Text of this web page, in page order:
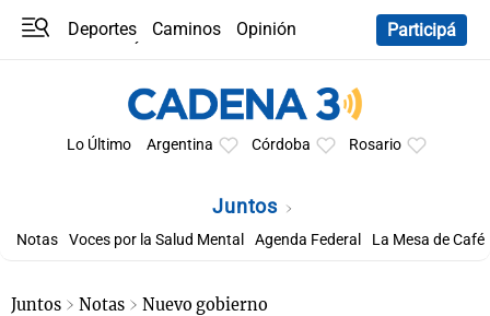
Deportes Caminos
Opinión
Participá
Lo Último Argentina Córdoba Rosario
Juntos
Notas Voces por la Salud Mental Agenda Federal La Mesa de Café
Juntos Notas Nuevo gobierno